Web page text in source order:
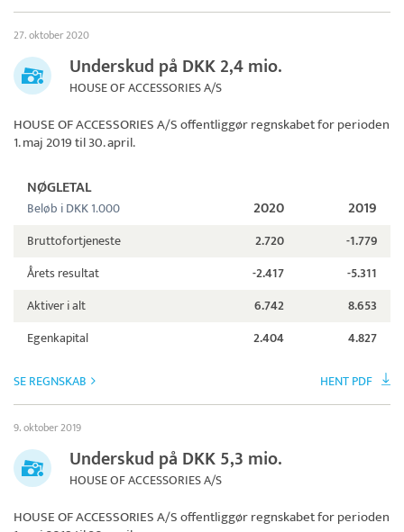
27. oktober 2020
Underskud på DKK 2,4 mio.
HOUSE OF ACCESSORIES A/S
HOUSE OF ACCESSORIES A/Soffentliggør regnskabet for perioden
1. maj 2019 til 30. april.
NØGLETAL
Beløb i DKK 1.000 2020 2019
Bruttofortjeneste 2.720
-1.779
Årets resultat
-2.417
-5.311
Aktiver i alt
6.742
8.653
Egenkapital
2.404 4.827
SE REGNSKAB HENT PDF
9. oktober 2019
Underskud på DKK 5,3 mio.
HOUSE OF ACCESSORIES A/S
HOUSE OF ACCESSORIES A/Soffentliggør regnskabet for perioden